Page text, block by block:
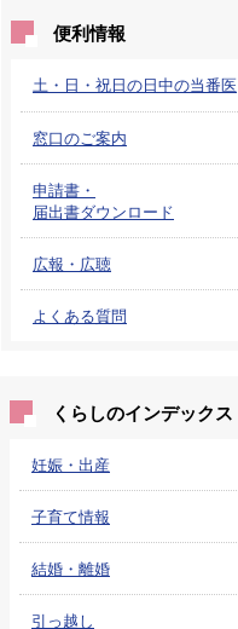
便利情報
土・日・祝日の日中の当番医
窓口のご案内
申請書・
届出書ダウンロード
広報・広聴
よくある質問
くらしのインデックス
妊娠・出産
子育て情報
結婚・離婚
引っ越し